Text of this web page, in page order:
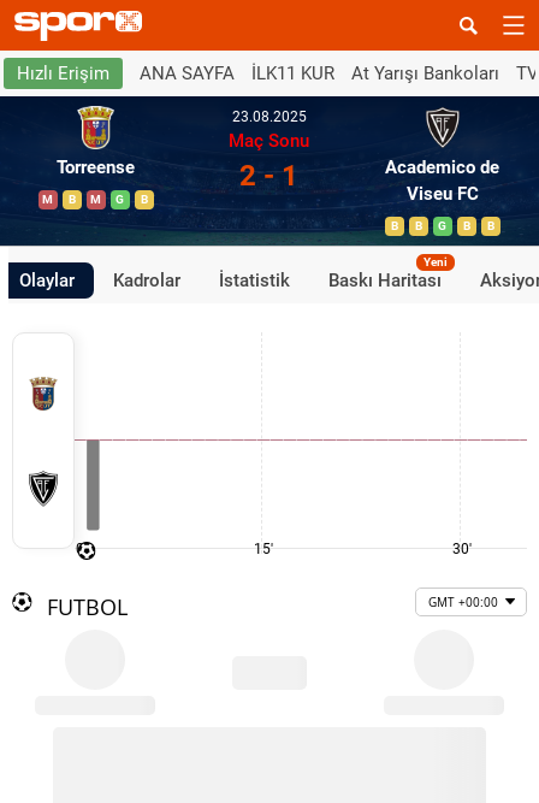
Hızlı Erişim ANA SAYFA İLK11 KUR At Yarışı Bankoları
Torreense
M B M G B
23.08.2025
Maç Sonu
2 - 1
Academico de
Viseu FC
B B G B B
Olaylar Kadrolar İstatistik Baskı Haritası
Yeni
0' 15' 30'
FUTBOL GMT +00:00